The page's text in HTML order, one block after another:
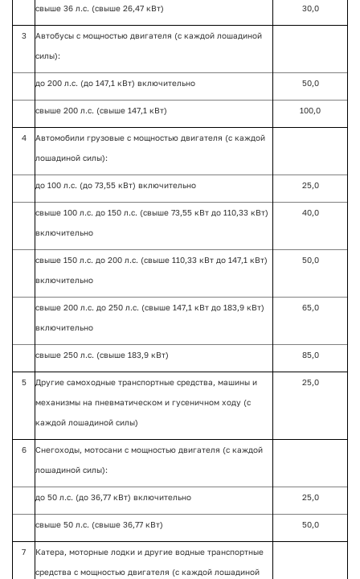
свыше 36 л.с. (свыше 26,47 кВт) 30,0
3 Автобусы с мощностью двигателя (с каждой лошадиной
силы):
до 200 л.с. (до 147,1 кВт) включительно 50,0
свыше 200 л.с. (свыше 147,1 кВт) 100,0
4 Автомобили грузовые с мощностью двигателя (с каждой
лошадиной силы):
до 100 л.с. (до 73,55 кВт) включительно 25,0
свыше 100 л.с. до 150 л.с. (свыше 73,55 кВт до 110,33 кВт)
включительно
40,0
свыше 150 л.с. до 200 л.с. (свыше 110,33 кВт до 147,1 кВт)
включительно
50,0
свыше 200 л.с. до 250 л.с. (свыше 147,1 кВт до 183,9 кВт)
включительно
65,0
свыше 250 л.с. (свыше 183,9 кВт) 85,0
5 Другие самоходные транспортные средства, машины и
механизмы на пневматическом и гусеничном ходу (с
каждой лошадиной силы)
25,0
6 Снегоходы, мотосани с мощностью двигателя (с каждой
лошадиной силы):
до 50 л.с. (до 36,77 кВт) включительно 25,0
свыше 50 л.с. (свыше 36,77 кВт) 50,0
7 Катера, моторные лодки и другие водные транспортные
средства с мощностью двигателя (с каждой лошадиной